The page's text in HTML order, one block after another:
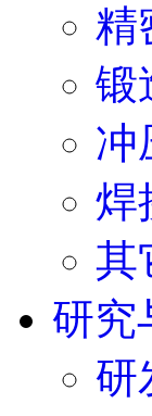
精
锻
冲
焊
其
研究
研